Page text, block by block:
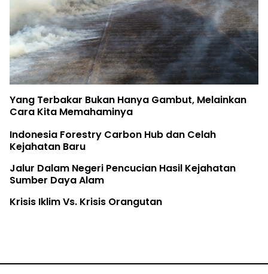
Yang Terbakar Bukan Hanya Gambut, Melainkan
Cara Kita Memahaminya
Indonesia Forestry Carbon Hub dan Celah
Kejahatan Baru
Jalur Dalam Negeri Pencucian Hasil Kejahatan
Sumber Daya Alam
Krisis Iklim Vs. Krisis Orangutan